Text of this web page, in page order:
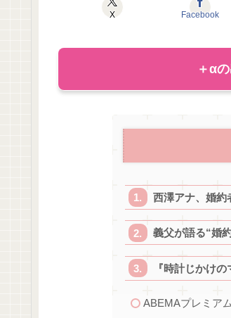
X Facebook
＋α
西澤アナ、婚約
義父が語る“婚
『時計じかけ
ABEMAプレミア